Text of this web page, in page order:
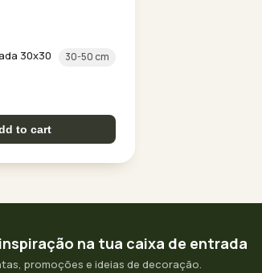
30x30 30-50 cm
to cart
na tua caixa de entrada
promoções e ideias de decoração.